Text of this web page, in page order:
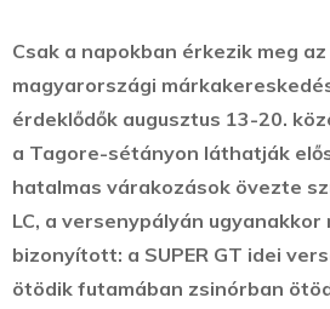
Csak a napokban érkezik meg
magyarországi
érdeklődők augusztus 13-20.
a Tagore-sétányon láthatják
hatalmas várakozások övezte
LC, a versenypályán ugyanakkor
bizonyított: a SUPER GT idei
ötödik futamában zsinórban